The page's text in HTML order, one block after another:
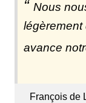
Nous
légèrement
avance
François de